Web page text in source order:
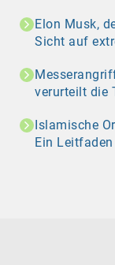
Elon Musk,
Sicht auf
verurteilt die
Islamische
Ein Leitfaden